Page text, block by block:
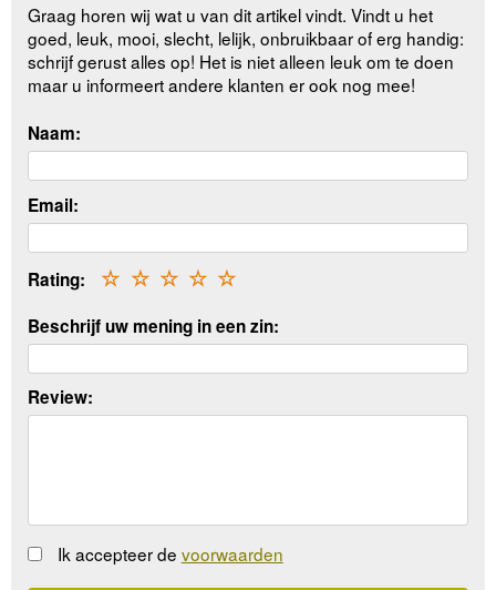
Graag horen wij wat u van dit artikel vindt. Vindt u het
goed, leuk, mooi, slecht, lelijk, onbruikbaar of erg handig:
schrijf gerust alles op! Het is niet alleen leuk om te doen
maar u informeert andere klanten er ook nog mee!
Naam:
Email:
Rating: ☆
☆
☆
☆
☆
Beschrijf uw mening in een zin:
Review:
Ik accepteer de voorwaarden